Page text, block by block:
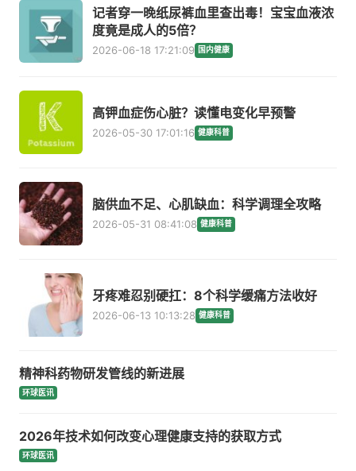
记者穿一晚纸尿裤血里查出毒！宝宝血液浓
度竟是成人的5倍？
2026-06-18 17:21:09 国内健康
高钾血症伤心脏？读懂电变化早预警
2026-05-30 17:01:16 健康科普
脑供血不足、心肌缺血：科学调理全攻略
2026-05-31 08:41:08 健康科普
牙疼难忍别硬扛：8个科学缓痛方法收好
2026-06-13 10:13:28 健康科普
精神科药物研发管线的新进展
环球医讯
2026年技术如何改变心理健康支持的获取方式
环球医讯